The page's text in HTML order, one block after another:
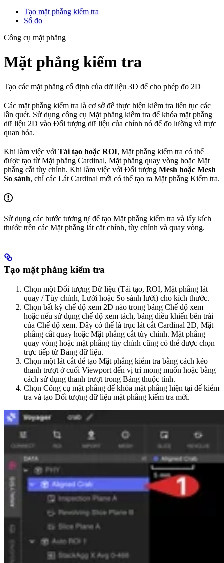
Tạo mặt phẳng kiểm tra
Số đo
Công cụ mặt phẳng
Mặt phẳng kiểm tra
Tạo các mặt phẳng cố định của dữ liệu 3D để cho phép đo 2D
Các mặt phẳng kiểm tra là cơ sở để thực hiện kiểm tra liên tục các
lần quét. Sử dụng công cụ Mặt phẳng kiểm tra để khóa mặt phẳng
dữ liệu 2D vào Đối tượng dữ liệu của chính nó để đo lường và trực
quan hóa.
Khi làm việc với Tái tạo hoặc ROI, Mặt phẳng kiểm tra có thể
được tạo từ Mặt phẳng Cardinal, Mặt phẳng quay vòng hoặc Mặt
phẳng cắt tùy chỉnh. Khi làm việc với Đối tượng Mesh hoặc Mesh
So sánh, chỉ các Lát Cardinal mới có thể tạo ra Mặt phẳng Kiểm tra.
Sử dụng các bước tương tự để tạo Mặt phẳng kiểm tra và lấy kích
thước trên các Mặt phẳng lát cắt chính, tùy chỉnh và quay vòng.
Tạo mặt phẳng kiểm tra
Chọn một Đối tượng Dữ liệu (Tái tạo, ROI, Mặt phẳng lát
quay / Tùy chỉnh, Lưới hoặc So sánh lưới) cho kích thước.
Chọn bất kỳ chế độ xem 2D nào trong bảng Chế độ xem
hoặc nếu sử dụng chế độ xem tách, bảng điều khiển bên trái
của Chế độ xem. Đây có thể là trục lát cắt Cardinal 2D, Mặt
phẳng cắt quay hoặc Mặt phẳng cắt tùy chỉnh. Mặt phẳng
quay vòng hoặc mặt phẳng tùy chỉnh cũng có thể được chọn
trực tiếp từ Bảng dữ liệu.
Chọn một lát cắt để tạo Mặt phẳng kiểm tra bằng cách kéo
thanh trượt ở cuối Viewport đến vị trí mong muốn hoặc bằng
cách sử dụng thanh trượt trong Bảng thuộc tính.
Chọn Công cụ mặt phẳng để khóa mặt phẳng hiện tại để kiểm
tra và tạo Đối tượng dữ liệu mặt phẳng kiểm tra mới.